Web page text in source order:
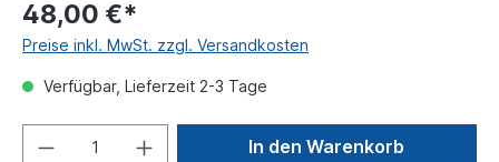
48,00 €*
Preise inkl. MwSt. zzgl. Versandkosten
Verfügbar, Lieferzeit 2-3 Tage
In den Warenkorb